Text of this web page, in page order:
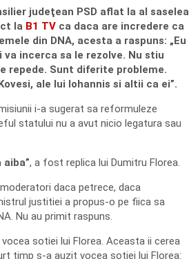
judeţean PSD aflat la al saselea
la B1 TV ca daca are incredere ca
din DNA, acesta a raspuns: „Eu
va incerca sa le rezolve. Nu stiu
repede. Sunt diferite probleme.
ale lui Iohannis si altii ca ei”.
i-a sugerat sa reformuleze
statului nu a avut nicio legatura sau
, a fost replica lui Dumitru Florea.
daca petrece, daca
justitiei a propus-o pe fiica sa
Nu au primit raspuns.
sotiei lui Florea. Aceasta ii cerea
timp s-a auzit vocea sotiei lui Florea: